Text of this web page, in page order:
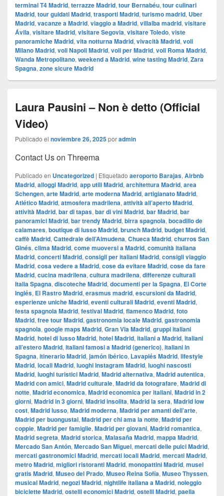
terminal T4 Madrid, terrazze Madrid, tour Bernabéu, tour culinari
Madrid, tour guidati Madrid, trasporti Madrid, turismo madrid, Uber
Madrid, vacanze a Madrid, viaggio a Madrid, villalba madrid, visitare
Ávila, visitare Madrid, visitare Segovia, visitare Toledo, viste
panoramiche Madrid, vita notturna Madrid, vivacità Madrid, voli
Milano Madrid, voli Napoli Madrid, voli per Madrid, voli Roma Madrid,
Wanda Metropolitano, weekend a Madrid, wine tasting Madrid, Zara
Spagna, zone sicure Madrid
Laura Pausini – Non è detto (Official
Video)
Publicado el noviembre 26, 2025poradmin
Contact Us on Threema
Publicado en Uncategorized | Etiquetado aeroporto Barajas, Airbnb
Madrid, alloggi Madrid, app utili Madrid, architettura Madrid, area
Schengen, arte Madrid, arte moderna Madrid, artigianato Madrid,
Atlético Madrid, atmosfera madrilena, attività all’aperto Madrid,
attività Madrid, bar di tapas, bar di vini Madrid, bar Madrid, bar
panoramici Madrid, bar trendy Madrid, birra spagnola, bocadillo de
calamares, boutique di lusso Madrid, brunch Madrid, budget Madrid,
caffè Madrid, Cattedrale dell’Almudena, Chueca Madrid, churros San
Ginés, clima Madrid, come muoversi a Madrid, comunità italiana
Madrid, concerti Madrid, consigli per italiani Madrid, consigli viaggio
Madrid, cosa vedere a Madrid, cose da evitare Madrid, cose da fare
Madrid, cucina madrilena, cultura madrilena, differenze culturali
Italia Spagna, discoteche Madrid, documenti per la Spagna, El Corte
Inglés, El Rastro Madrid, erasmus madrid, escursioni da Madrid,
esperienze uniche Madrid, eventi culturali Madrid, eventi Madrid,
festa spagnola Madrid, festival Madrid, flamenco Madrid, foto
Madrid, free tour Madrid, gastronomia locale Madrid, gastronomia
spagnola, google maps Madrid, ​​Gran Via Madrid, gruppi italiani
Madrid, hotel di lusso Madrid, hotel Madrid, italiani a Madrid, italiani
all’estero Madrid, italiani famosi a Madrid (generico), italiani in
Spagna, itinerario Madrid, jamón ibérico, Lavapiés Madrid, lifestyle
Madrid, locali Madrid, luoghi Instagram Madrid, luoghi nascosti
Madrid, luoghi turistici Madrid, Madrid alternativa, Madrid autentica,
Madrid con amici, Madrid culturale, Madrid da fotografare, Madrid di
notte, Madrid economica, Madrid economica per italiani, Madrid in 2
giorni, Madrid in 3 giorni, Madrid insolita, Madrid la sera, Madrid low
cost, Madrid lusso, Madrid moderna, Madrid per amanti dell’arte,
Madrid per buongustai, Madrid per chi ama la notte, Madrid per
coppie, Madrid per famiglie, Madrid per giovani, Madrid romantica,
Madrid segreta, Madrid storica, Malasaña Madrid, mappa Madrid,
Mercado San Antón, Mercado San Miguel, mercati delle pulci Madrid,
mercati gastronomici Madrid, mercati locali Madrid, mercati Madrid,
metro Madrid, migliori ristoranti Madrid, monopattini Madrid, musei
gratis Madrid, Museo del Prado, Museo Reina Sofía, Museo Thyssen,
musical Madrid, negozi Madrid, nightlife italiana a Madrid, noleggio
biciclette Madrid, ostelli economici Madrid, ostelli Madrid, paella